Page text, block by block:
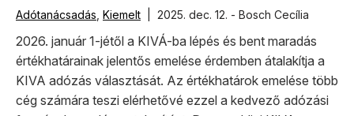
Adótanácsadás Kiemelt | 2025. dec. 12. - Bosch Cecília
2026. január 1-jétől a KIVÁ-ba lépés és bent maradás
értékhatárainak jelentős emelése érdemben átalakítja a
KIVA adózás választását. Az értékhatárok emelése több
cég számára teszi elérhetővé ezzel a kedvező adózási